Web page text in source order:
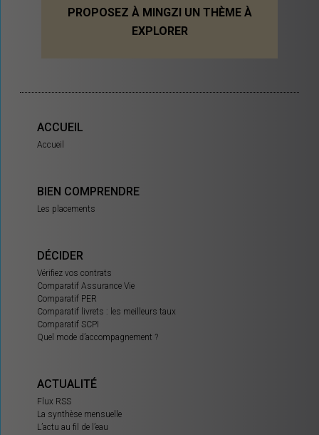
PROPOSEZ À MINGZI UN THÈME À
EXPLORER
ACCUEIL
Accueil
BIEN COMPRENDRE
Les placements
DÉCIDER
Vérifiez vos contrats
Comparatif Assurance Vie
Comparatif PER
Comparatif livrets : les meilleurs taux
Comparatif SCPI
Quel mode d’accompagnement ?
ACTUALITÉ
Flux RSS
La synthèse mensuelle
L’actu au fil de l’eau